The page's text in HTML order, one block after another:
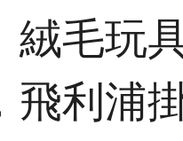
絨毛玩
飛利浦